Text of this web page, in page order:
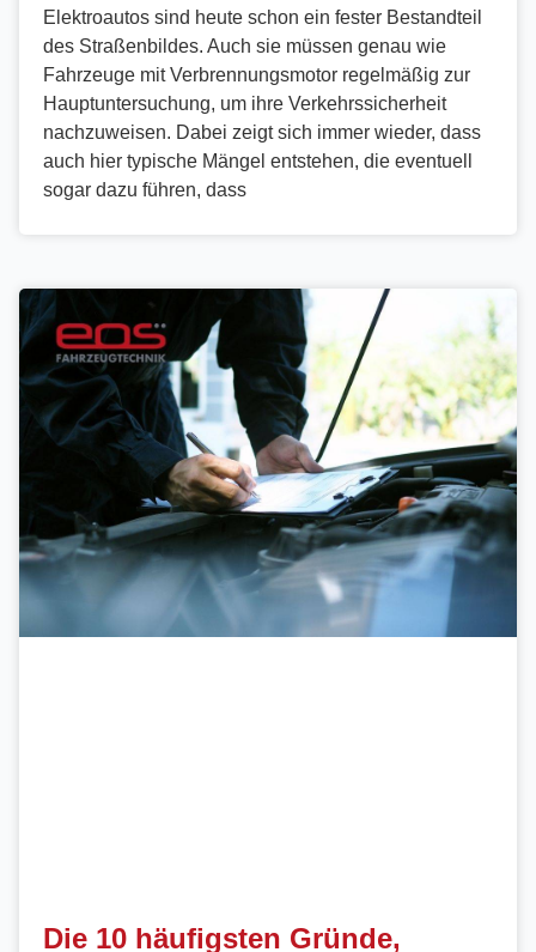
Elektroautos sind heute schon ein fester Bestandteil
des Straßenbildes. Auch sie müssen genau wie
Fahrzeuge mit Verbrennungsmotor regelmäßig zur
Hauptuntersuchung, um ihre Verkehrssicherheit
nachzuweisen. Dabei zeigt sich immer wieder, dass
auch hier typische Mängel entstehen, die eventuell
sogar dazu führen, dass
Die 10 häufigsten Gründe,